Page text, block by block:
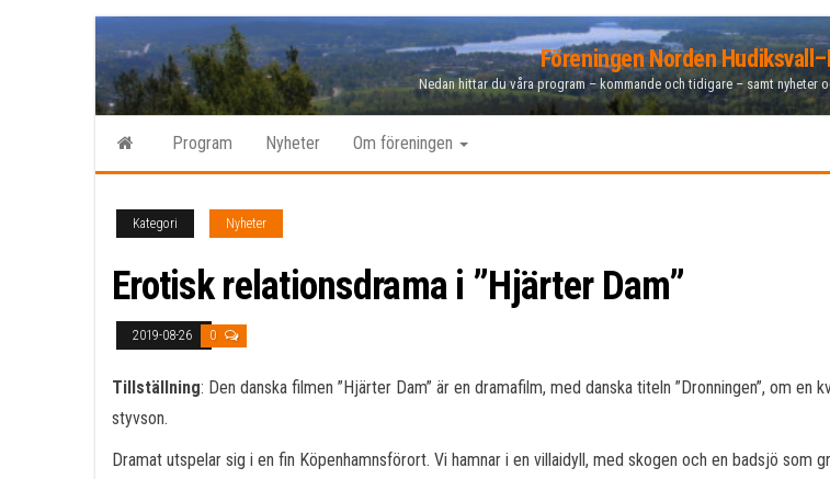
Hoppa
till
innehåll
Föreningen Norden
Nedan hittar du våra program – kommande och tidigare – samt nyheter
Program Nyheter Om föreningen
Kategori Nyheter
Erotisk relationsdrama i ”Hjärter Dam”
2019-08-26 0
Tillställning: Den danska filmen ”Hjärter Dam” är en dramafilm, med danska titeln ”Dronningen”, om
styvson.
Dramat utspelar sig i en fin Köpenhamnsförort. Vi hamnar i en villaidyll, med skogen och en badsjö